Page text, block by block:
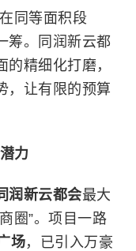
同等面积段
筹。同润新云都
精细化打磨，
，让有限的预算
力
润新云都会最大
圈”。项目一路
场，已引入万豪